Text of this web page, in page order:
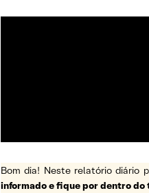
Bom dia! Neste relatório diário
informado e fique por dentro do